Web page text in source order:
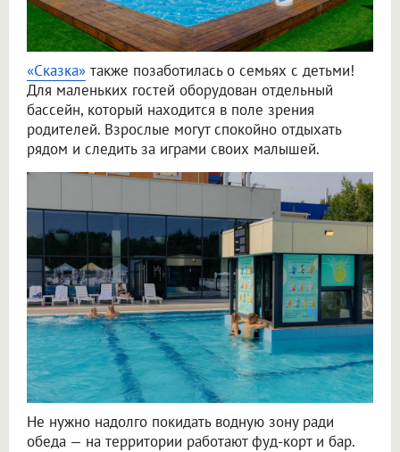
«Сказка» также позаботилась о семьях с детьми!
Для маленьких гостей оборудован отдельный
бассейн, который находится в поле зрения
родителей. Взрослые могут спокойно отдыхать
рядом и следить за играми своих малышей.
Не нужно надолго покидать водную зону ради
обеда — на территории работают фуд-корт и бар.